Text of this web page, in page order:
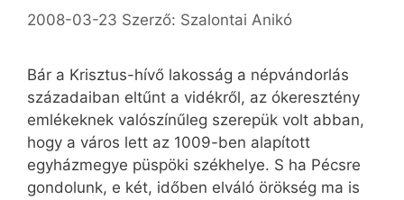
2008-03-23 Szerző: Szalontai Anikó
Bár a Krisztus-hívő lakosság a népvándorlás
századaiban eltűnt a vidékről, az ókeresztény
emlékeknek valószínűleg szerepük volt abban,
hogy a város lett az 1009-ben alapított
egyházmegye püspöki székhelye. S ha Pécsre
gondolunk, e két, időben elváló örökség ma is